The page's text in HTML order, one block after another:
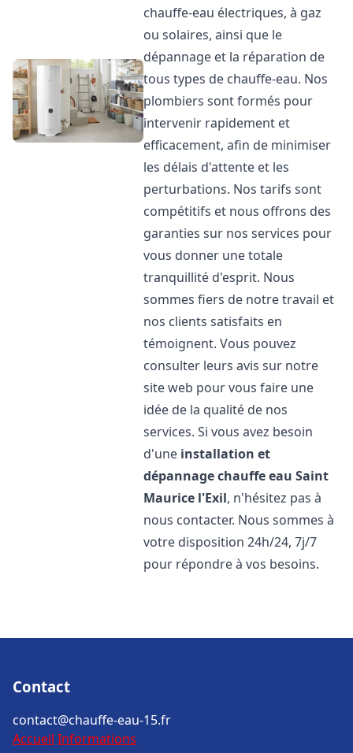
chauffe-eau électriques, à gaz
ou solaires, ainsi que le
dépannage et la réparation de
tous types de chauffe-eau. Nos
plombiers sont formés pour
intervenir rapidement et
efficacement, afin de minimiser
les délais d'attente et les
perturbations. Nos tarifs sont
compétitifs et nous offrons des
garanties sur nos services pour
vous donner une totale
tranquillité d'esprit. Nous
sommes fiers de notre travail et
nos clients satisfaits en
témoignent. Vous pouvez
consulter leurs avis sur notre
site web pour vous faire une
idée de la qualité de nos
services. Si vous avez besoin
d'une installation et
dépannage chauffe eau Saint
Maurice l'Exil, n'hésitez pas à
nous contacter. Nous sommes à
votre disposition 24h/24, 7j/7
pour répondre à vos besoins.
Contact
contact@chauffe-eau-15.fr
Accueil Informations